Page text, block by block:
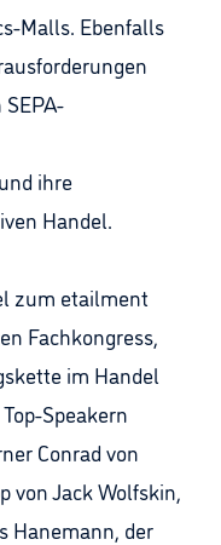
Malls. Ebenfalls
ihre
Handel.
zum etailment
Fachkongress,
im Handel
Speakern
Conrad von
von Jack Wolfskin,
Hanemann, der